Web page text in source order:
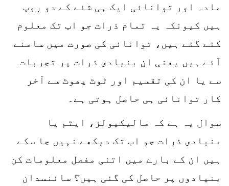
مادہ اور توانائی ایک ہی شئے کے دو روپ
ہیں کیونکہ یہ تمام ذرات جو اب تک معلوم
کئے گئے ہیں، توانائی کی صورت میں سامنے
آئے ہیں یعنی ان بنیادی ذرات پر تجربات
سے یا ان کی تقسیم اور ٹوٹ پھوٹ سے آخر
کار توانائی ہی حاصل ہوتی ہے۔
سوال یہ ہے کہ مالیکیولز، ایٹم یا
بنیادی ذرات جو اب تک دیکھے نہیں جا سکے
ہیں ان کے بارے میں اتنی مفصل معلومات کن
بنیادوں پر حاصل کی گئی ہیں؟ سائنسدان